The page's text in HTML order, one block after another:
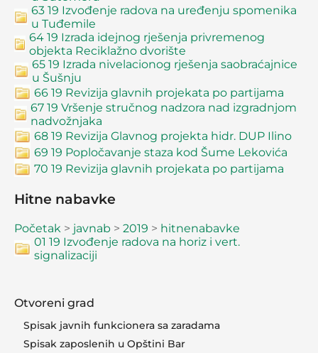
63 19 Izvođenje radova na uređenju spomenika
u Tuđemile
64 19 Izrada idejnog rješenja privremenog
objekta Reciklažno dvorište
65 19 Izrada nivelacionog rješenja saobraćajnice
u Šušnju
66 19 Revizija glavnih projekata po partijama
67 19 Vršenje stručnog nadzora nad izgradnjom
nadvožnjaka
68 19 Revizija Glavnog projekta hidr. DUP Ilino
69 19 Popločavanje staza kod Šume Lekovića
70 19 Revizija glavnih projekata po partijama
Hitne nabavke
Početak > javnab > 2019 > hitnenabavke
01 19 Izvođenje radova na horiz i vert.
signalizaciji
Otvoreni grad
Spisak javnih funkcionera sa zaradama
Spisak zaposlenih u Opštini Bar